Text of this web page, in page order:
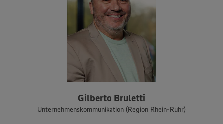
Gilberto Bruletti
Unternehmenskommunikation (Region Rhein-Ruhr)